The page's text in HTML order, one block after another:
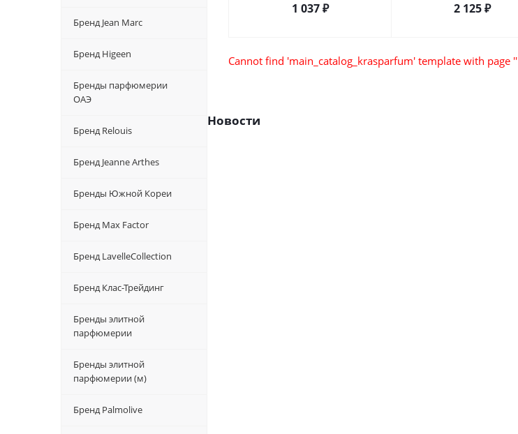
1 037₽ 2 125₽
Cannot find 'main_catalog_krasparfum' template with page ''
Бренд Jean Marc
Бренд Higeen
Бренды парфюмерии
ОАЭ
Бренд Relouis
Бренд Jeanne Arthes
Бренды Южной Кореи
Бренд Max Factor
Бренд LavelleCollection
Бренд Клас-Трейдинг
Бренды элитной
парфюмерии
Бренды элитной
парфюмерии (м)
Бренд Palmolive
Новости